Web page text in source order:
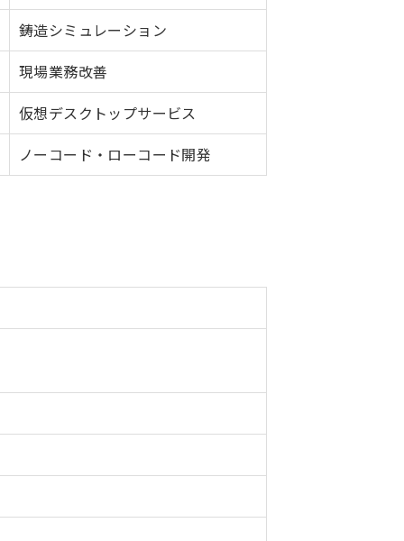
鋳造シミュレーション
現場業務改善
仮想デスクトップサービス
ノーコード・ローコード開発